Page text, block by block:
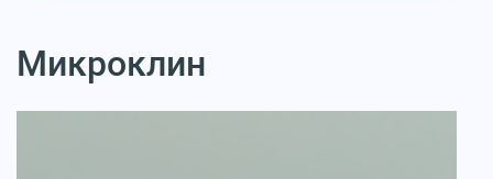
Микроклин